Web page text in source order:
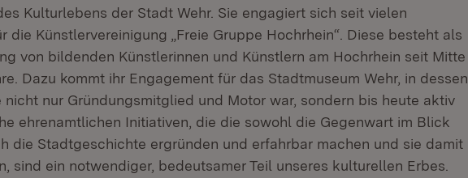
Kulturlebens der Stadt Wehr. Sie engagiert sich seit vielen
die Künstlervereinigung „Freie Gruppe Hochrhein“. Diese besteht als
von bildenden Künstlerinnen und Künstlern am Hochrhein seit Mitte
Dazu kommt ihr Engagement für das Stadtmuseum Wehr, in dessen
nicht nur Gründungsmitglied und Motor war, sondern bis heute aktiv
ehrenamtlichen Initiativen, die die sowohl die Gegenwart im Blick
die Stadtgeschichte ergründen und erfahrbar machen und sie damit
sind ein notwendiger, bedeutsamer Teil unseres kulturellen Erbes.